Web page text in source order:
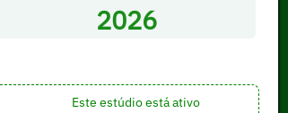
2026
Este estúdio está ativo